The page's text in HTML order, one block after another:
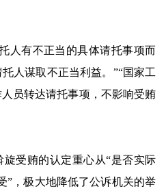
人有不正当的具体请托事项而
人谋取不正当利益。”“国家工
员转达请托事项，不影响受贿
受贿的认定重心从“是否实际
”，极大地降低了公诉机关的举